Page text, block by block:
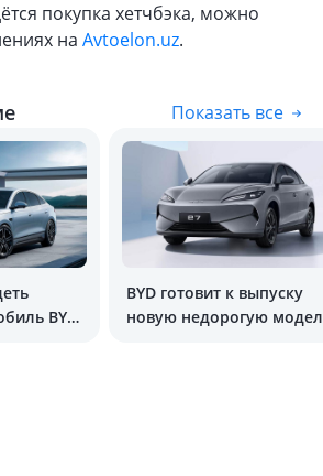
покупка хетчбэка, можно
на Avtoelon.uz.
Показать все
BYD
BYD готовит к выпуску
новую недорогую